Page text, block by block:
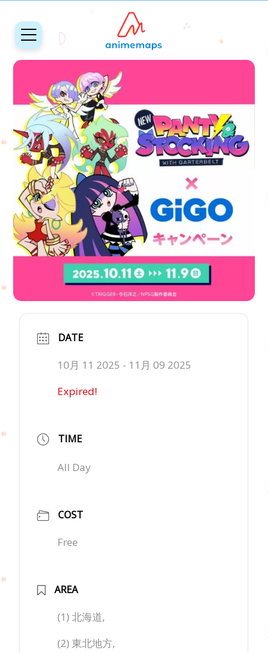
DATE
10月 11 2025 - 11月 09 2025
Expired!
TIME
All Day
COST
Free
AREA
(1) 北海道,
(2) 東北地方,